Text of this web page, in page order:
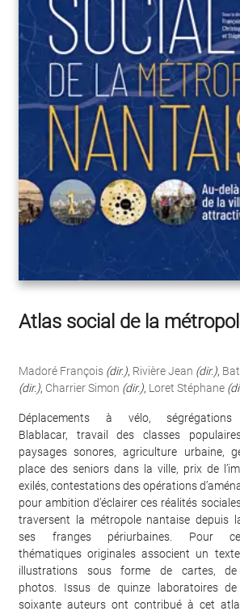
Atlas social de la
Madoré François (dir.), Rivière Jean (dir.),
(dir.), Charrier Simon (dir.), Loret Stéphane
Déplacements à vélo,
Blablacar, travail des classes
paysages sonores, agriculture urbaine,
place des seniors dans la ville, prix de
exilés, contestations des opérations
pour ambition d’éclairer ces réalités
traversent la métropole nantaise depuis
ses franges périurbaines. Pour
thématiques originales associent un
illustrations sous forme de cartes,
photos. Issus de quinze laboratoires
soixante auteurs ont contribué à cet